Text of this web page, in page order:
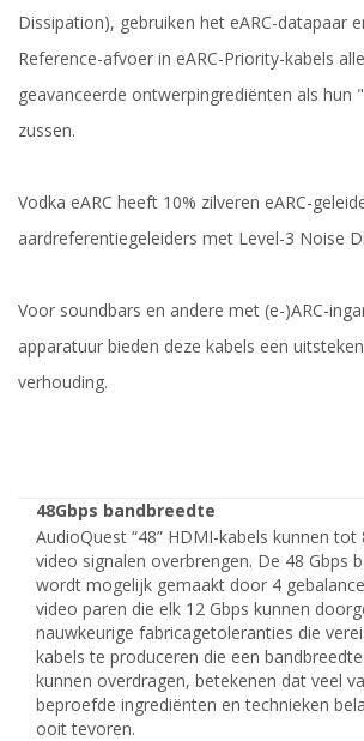
Dissipation), gebruiken het eARC-datapaar
Reference-afvoer in eARC-Priority-kabels
geavanceerde ontwerpingrediënten als hun
zussen.
Vodka eARC heeft 10% zilveren eARC-
aardreferentiegeleiders met Level-3 Noise
Voor soundbars en andere met (e-)ARC-
apparatuur bieden deze kabels een
verhouding.
48Gbps bandbreedte
AudioQuest “48” HDMI-kabels kunnen tot
video signalen overbrengen. De 48 Gbps
wordt mogelijk gemaakt door 4
video paren die elk 12 Gbps kunnen
nauwkeurige fabricagetoleranties die
kabels te produceren die een
kunnen overdragen, betekenen dat veel
beproefde ingrediënten en technieken
ooit tevoren.